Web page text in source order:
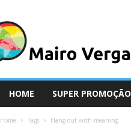
HOME SUPER PROMOÇÃO
Home Tags Hang out with meaning